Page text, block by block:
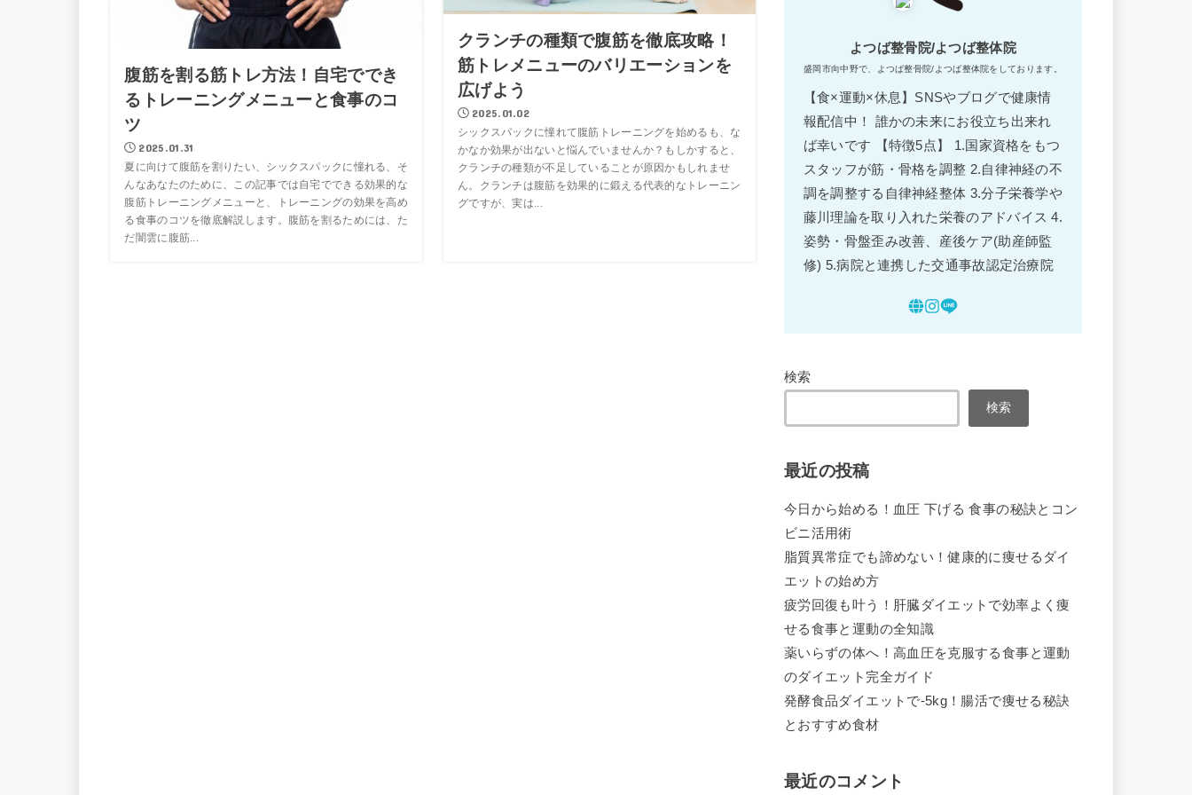
腹筋を割る筋トレ方法！自宅ででき
るトレーニングメニューと食事のコ
ツ
2025.01.31
夏に向けて腹筋を割りたい、シックスパックに憧れる、そ
んなあなたのために、この記事では自宅でできる効果的な
腹筋トレーニングメニューと、トレーニングの効果を高め
る食事のコツを徹底解説します。腹筋を割るためには、た
だ闇雲に腹筋...
クランチの種類で腹筋を徹底攻略！
筋トレメニューのバリエーションを
広げよう
2025.01.02
シックスパックに憧れて腹筋トレーニングを始めるも、な
かなか効果が出ないと悩んでいませんか？もしかすると、
クランチの種類が不足していることが原因かもしれませ
ん。クランチは腹筋を効果的に鍛える代表的なトレーニン
グですが、実は...
よつば整骨院/よつば整体院
盛岡市向中野で、よつば整骨院/よつば整体院をしております。
【食×運動×休息】SNSやブログで健康情
報配信中！ 誰かの未来にお役立ち出来れ
ば幸いです 【特徴5点】 1.国家資格をもつ
スタッフが筋・骨格を調整 2.自律神経の不
調を調整する自律神経整体 3.分子栄養学や
藤川理論を取り入れた栄養のアドバイス 4.
姿勢・骨盤歪み改善、産後ケア(助産師監
修) 5.病院と連携した交通事故認定治療院
検索
検索
最近の投稿
今日から始める！血圧 下げる 食事の秘訣とコン
ビニ活用術
脂質異常症でも諦めない！健康的に痩せるダイ
エットの始め方
疲労回復も叶う！肝臓ダイエットで効率よく痩
せる食事と運動の全知識
薬いらずの体へ！高血圧を克服する食事と運動
のダイエット完全ガイド
発酵食品ダイエットで-5kg！腸活で痩せる秘訣
とおすすめ食材
最近のコメント